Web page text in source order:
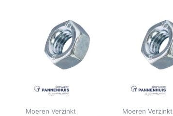
Moeren Verzinkt Moeren Verzinkt